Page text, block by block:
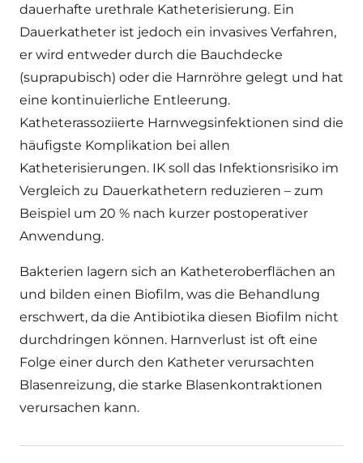
dauerhafte urethrale Katheterisierung. Ein
Dauerkatheter ist jedoch ein invasives Verfahren,
er wird entweder durch die Bauchdecke
(suprapubisch) oder die Harnröhre gelegt und hat
eine kontinuierliche Entleerung.
Katheterassoziierte Harnwegsinfektionen sind die
häufigste Komplikation bei allen
Katheterisierungen. IK soll das Infektionsrisiko im
Vergleich zu Dauerkathetern reduzieren – zum
Beispiel um 20 % nach kurzer postoperativer
Anwendung.
Bakterien lagern sich an Katheteroberflächen an
und bilden einen Biofilm, was die Behandlung
erschwert, da die Antibiotika diesen Biofilm nicht
durchdringen können. Harnverlust ist oft eine
Folge einer durch den Katheter verursachten
Blasenreizung, die starke Blasenkontraktionen
verursachen kann.